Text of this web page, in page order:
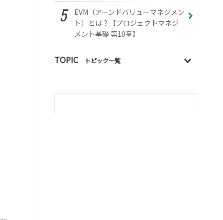
EVM（アーンドバリューマネジメン
ト）とは？【プロジェクトマネジ
メント基礎 第10章】
TOPIC トピック一覧